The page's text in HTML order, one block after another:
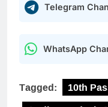
Telegram
WhatsApp
Tagged:
10th